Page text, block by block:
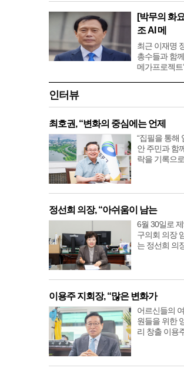
[박무의 화
조 AI 메
최근 이재명
총수들과 함
메가프로젝트
인터뷰
최호권, “변화의 중심에는 언제
“집필을 통해
안 주민과 함
락을 기록으
정선희 의장, “아쉬움이 남는
6월 30일로
구의회 의장
는 정선희 의
이용주 지회장, “많은 변화가
어르신들의
원들을 위한
리 창출 이용